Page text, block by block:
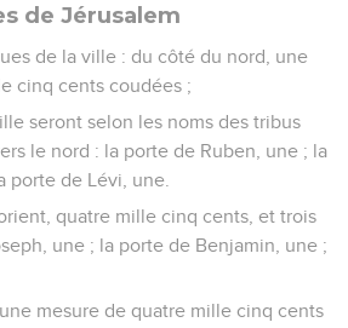
de Jérusalem
de la ville : du côté du nord, une
cinq cents coudées ;
seront selon les noms des tribus
le nord : la porte de Ruben, une ; la
porte de Lévi, une.
quatre mille cinq cents, et trois
une ; la porte de Benjamin, une ;
mesure de quatre mille cinq cents